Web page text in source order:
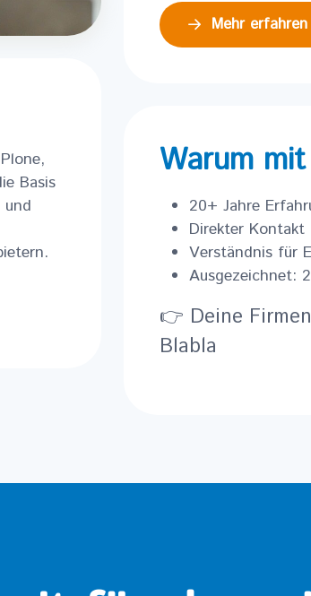
Basis
Mehr
Warum
20+ Jahre
Direkter
Verständnis für
Ausgezeichnet:
👉 Deine
Blabla